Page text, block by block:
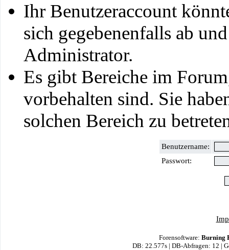
Ihr Benutzeraccount
sich gegebenenfalls ab
Administrator.
Es gibt Bereiche im
vorbehalten sind. Sie
solchen Bereich zu
Benutzername:
Passwort:
Forensoftware: Burning
DB: 22.577s | DB-Abfragen: 12 |